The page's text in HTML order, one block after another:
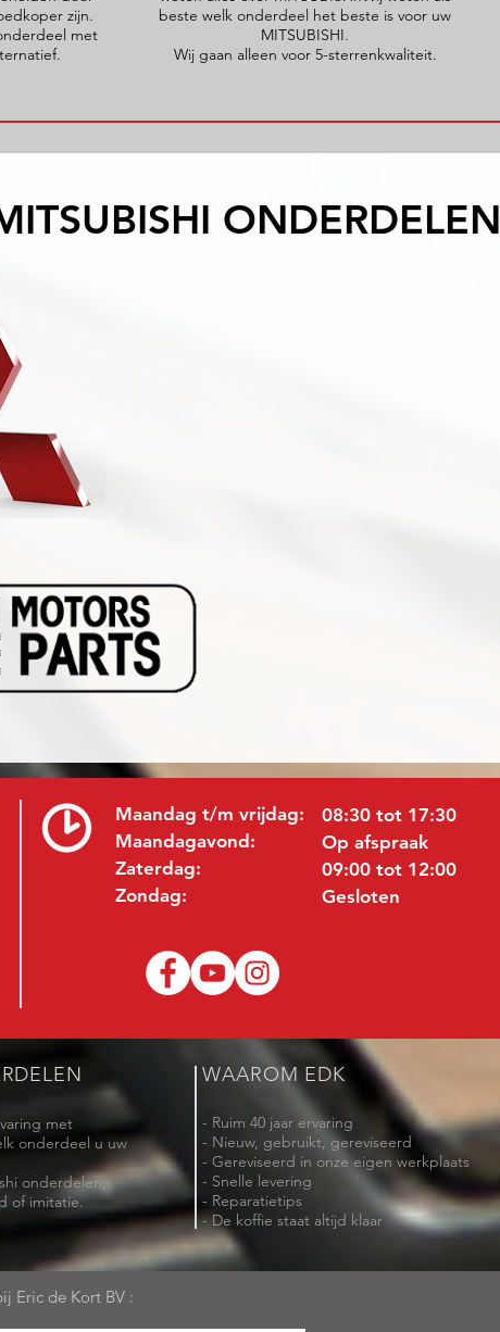
zijn.
met
beste welk onderdeel het beste is voor uw
MITSUBISHI.
Wij gaan alleen voor 5-sterrenkwaliteit.
ONDERDELEN
Maandag t/m vrijdag:
Maandagavond:
Zaterdag:
Zondag:
08:30 tot 17:30
Op afspraak
09:00 tot 12:00
Gesloten
met
onderdeel u uw
onderdelen,
of imitatie.
WAAROM EDK
- Ruim 40 jaar ervaring
- Nieuw, gebruikt, gereviseerd
- Gereviseerd in onze eigen werkplaats
- Snelle levering
- Reparatietips
- De koffie staat altijd klaar
Eric de Kort BV :